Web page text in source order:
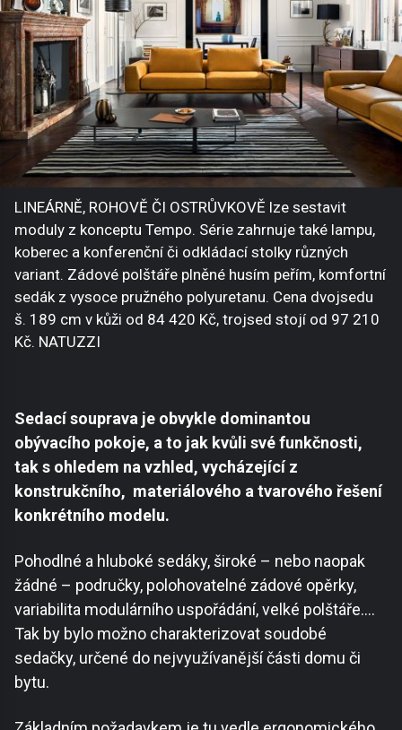
LINEÁRNĚ, ROHOVĚ ČI OSTRŮVKOVĚ lze sestavit
moduly z konceptu Tempo. Série zahrnuje také lampu,
koberec a konferenční či odkládací stolky různých
variant. Zádové polštáře plněné husím peřím, komfortní
sedák z vysoce pružného polyuretanu. Cena dvojsedu
š. 189 cm v kůži od 84 420 Kč, trojsed stojí od 97 210
Kč. NATUZZI
Sedací souprava je obvykle dominantou
obývacího pokoje, a to jak kvůli své funkčnosti,
tak s ohledem na vzhled, vycházející z
konstrukčního, materiálového a tvarového řešení
konkrétního modelu.
Pohodlné a hluboké sedáky, široké – nebo naopak
žádné – područky, polohovatelné zádové opěrky,
variabilita modulárního uspořádání, velké polštáře….
Tak by bylo možno charakterizovat soudobé
sedačky, určené do nejvyužívanější části domu či
bytu.